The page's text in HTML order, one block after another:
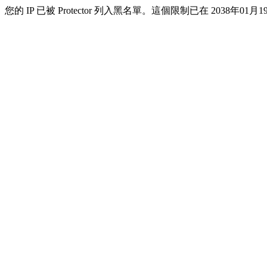
您的 IP 已被 Protector 列入黑名單。這個限制已在 2038年01月